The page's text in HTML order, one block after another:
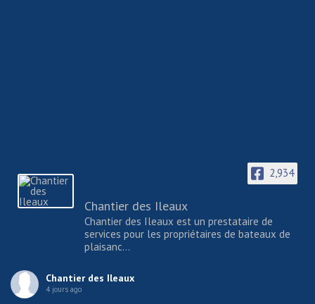
2,934
Chantier des Ileaux
Chantier des Ileaux est un prestataire de
services pour les propriétaires de bateaux de
plaisanc...
Chantier des Ileaux
4 jours ago